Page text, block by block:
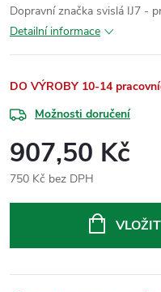
Dopravní značka svislá IJ7 -
Detailní informace
DO VÝROBY 10-14
Možnosti doručení
907,50 Kč
750 Kč bez DPH